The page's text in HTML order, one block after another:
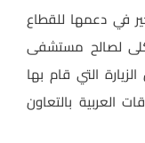
في دعمها للقطاع
لصالح مستشفى
التي قام بها
العربية بالتعاون